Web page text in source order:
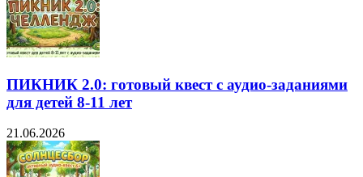
ПИКНИК 2.0: готовый квест с аудио-заданиями
для детей 8-11 лет
21.06.2026